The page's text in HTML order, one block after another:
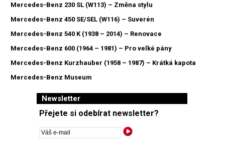
Mercedes-Benz 230 SL (W113) – Změna stylu
Mercedes-Benz 450 SE/SEL (W116) – Suverén
Mercedes-Benz 540 K (1938 – 2014) – Renovace
Mercedes-Benz 600 (1964 – 1981) – Pro velké pány
Mercedes-Benz Kurzhauber (1958 – 1987) – Krátká kapota
Mercedes-Benz Museum
Newsletter
Přejete si odebírat newsletter?